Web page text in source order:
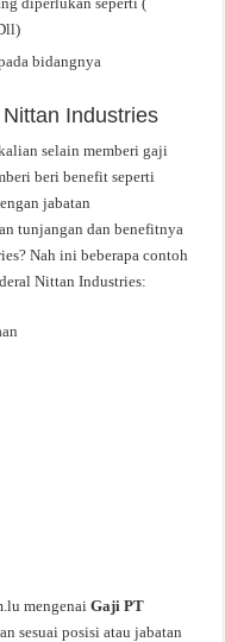
bidangnya
Industries
selain memberi gaji
beri benefit seperti
jabatan
tunjangan dan benefitnya
Nah ini beberapa contoh
Nittan Industries:
mengenaiGaji PT
sesuai posisi atau jabatan